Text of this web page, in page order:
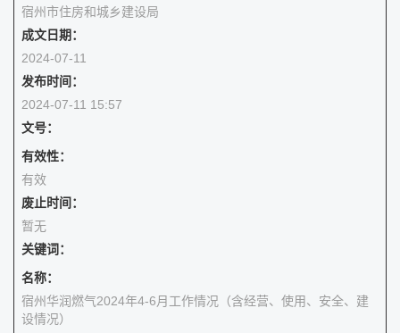
宿州市住房和城乡建设局
成文日期：
2024-07-11
发布时间：
2024-07-11 15:57
文号：
有效性：
有效
废止时间：
暂无
关键词：
名称：
宿州华润燃气2024年4-6月工作情况（含经营、使用、安全、建
设情况）